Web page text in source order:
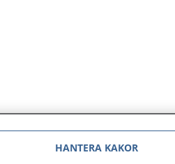
HANTERA KAKOR